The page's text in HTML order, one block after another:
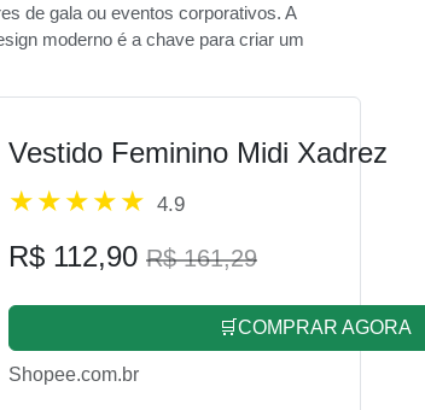
de gala ou eventos corporativos. A
moderno é a chave para criar um
Vestido Feminino Midi Xadrez
4.9
R$ 112,90 R$ 161,29
🛒COMPRAR AGORA
Shopee.com.br